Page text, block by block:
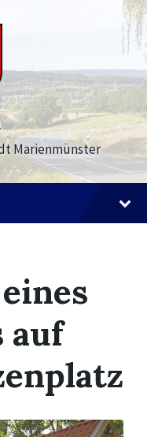
Marienmünster
auf